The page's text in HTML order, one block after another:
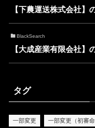
【下農運送株式会社】
BlackSearch
【大成産業有限会社】
タグ
一部変更 一部変更（初審